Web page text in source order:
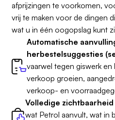
afprijzingen te voorkomen,
vrij te maken voor de dingen
wat u in één oogopslag kunt
Automatische
herbestelsuggesties
vaarwel tegen giswerk
verkoop groeien,
verkoop- en
Volledige
wat Petrol aanvult, wat in